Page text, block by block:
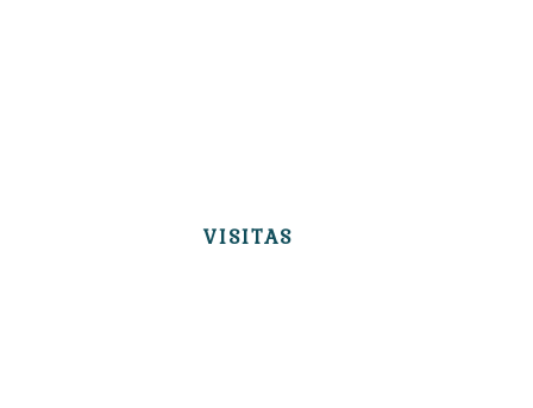
VISITAS